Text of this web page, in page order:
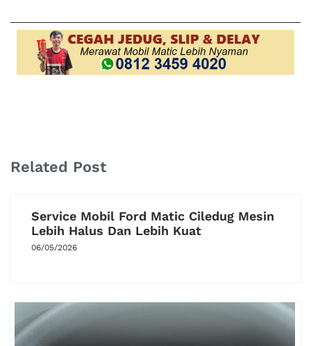
Related Post
Service Mobil Ford Matic Ciledug Mesin
Lebih Halus Dan Lebih Kuat
06/05/2026